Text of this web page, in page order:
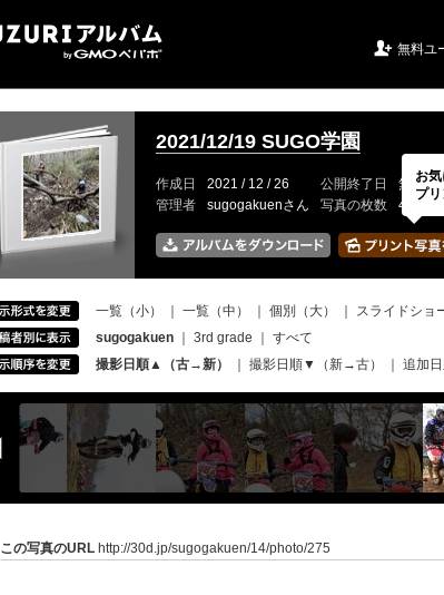
 無料ユ
2021/12/19 SUGO学園
作成日 2021 / 12 / 26 公開終了日 無期限
管理者
sugogakuenさん 写真の枚数 463 /
一覧（小） 一覧（中） 個別（大）
スライドショ
sugogakuen
3rd grade
すべて
撮影日順▲（古→新）
撮影日順▼（新→古） 追加
この写真のURL http://30d.jp/sugogakuen/14/photo/275
お
プ